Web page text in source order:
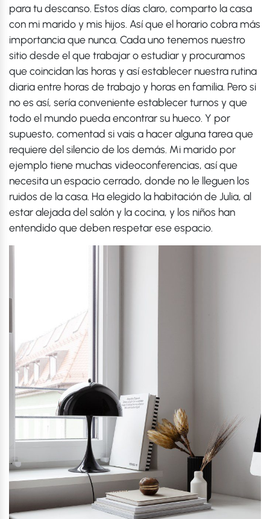
para tu descanso. Estos días claro, comparto la casa
con mi marido y mis hijos. Así que el horario cobra más
importancia que nunca. Cada uno tenemos nuestro
sitio desde el que trabajar o estudiar y procuramos
que coincidan las horas y así establecer nuestra rutina
diaria entre horas de trabajo y horas en familia. Pero si
no es así, sería conveniente establecer turnos y que
todo el mundo pueda encontrar su hueco. Y por
supuesto, comentad si vais a hacer alguna tarea que
requiere del silencio de los demás. Mi marido por
ejemplo tiene muchas videoconferencias, así que
necesita un espacio cerrado, donde no le lleguen los
ruidos de la casa. Ha elegido la habitación de Julia, al
estar alejada del salón y la cocina, y los niños han
entendido que deben respetar ese espacio.